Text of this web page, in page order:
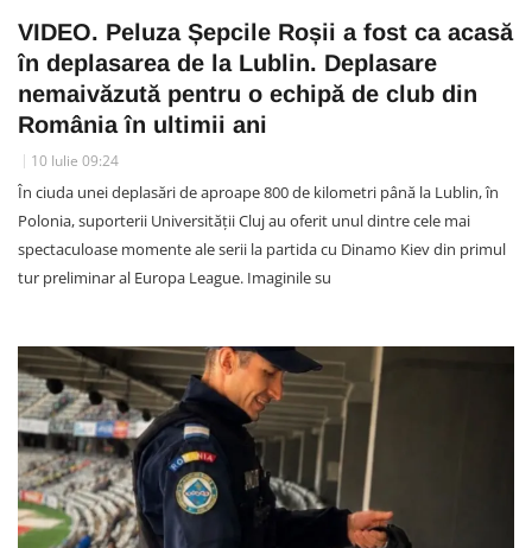
VIDEO. Peluza Șepcile Roșii a fost ca acasă
în deplasarea de la Lublin. Deplasare
nemaivăzută pentru o echipă de club din
România în ultimii ani
10 Iulie 09:24
În ciuda unei deplasări de aproape 800 de kilometri până la Lublin, în
Polonia, suporterii Universității Cluj au oferit unul dintre cele mai
spectaculoase momente ale serii la partida cu Dinamo Kiev din primul
tur preliminar al Europa League. Imaginile su